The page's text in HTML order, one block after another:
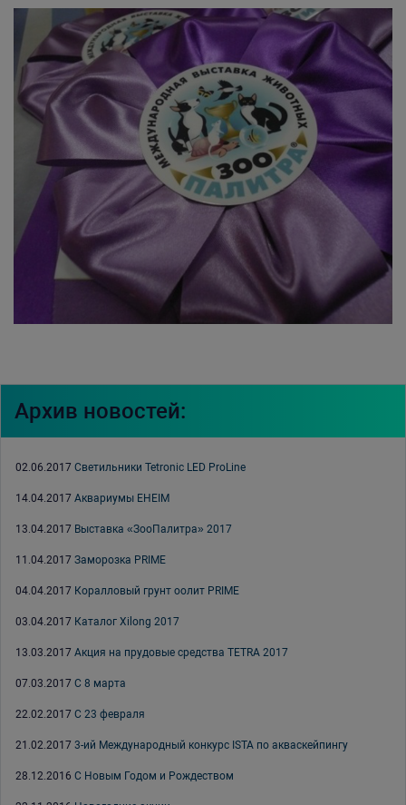
Архив новостей:
02.06.2017 Светильники Tetronic LED ProLine
14.04.2017 Аквариумы EHEIM
13.04.2017 Выставка «ЗооПалитра» 2017
11.04.2017 Заморозка PRIME
04.04.2017 Коралловый грунт оолит PRIME
03.04.2017 Каталог Xilong 2017
13.03.2017 Акция на прудовые средства TETRA 2017
07.03.2017 С 8 марта
22.02.2017 С 23 февраля
21.02.2017 3-ий Международный конкурс ISTA по акваскейпингу
28.12.2016 С Новым Годом и Рождеством